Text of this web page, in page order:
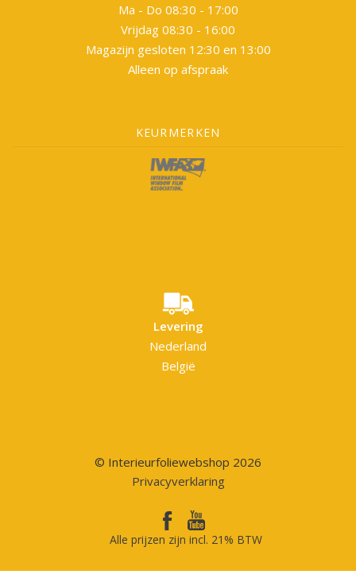
Ma - Do 08:30 - 17:00
Vrijdag 08:30 - 16:00
Magazijn gesloten 12:30 en 13:00
Alleen op afspraak
KEURMERKEN
Levering
Nederland
België
© Interieurfoliewebshop 2026
Privacyverklaring
Alle prijzen zijn incl. 21% BTW